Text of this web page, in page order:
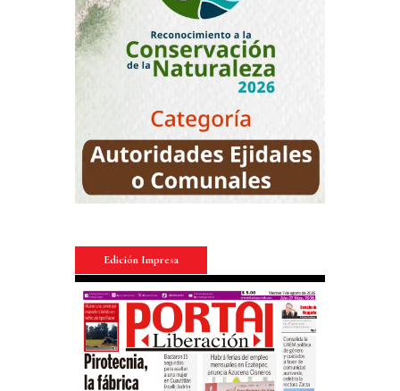
Edición Impresa